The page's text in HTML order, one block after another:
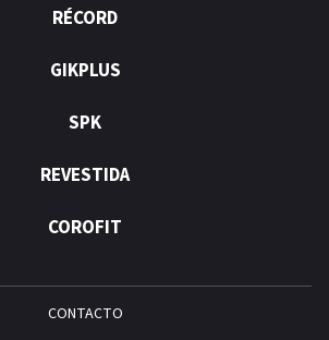
RÉCORD
GIKPLUS
SPK
REVESTIDA
COROFIT
CONTACTO